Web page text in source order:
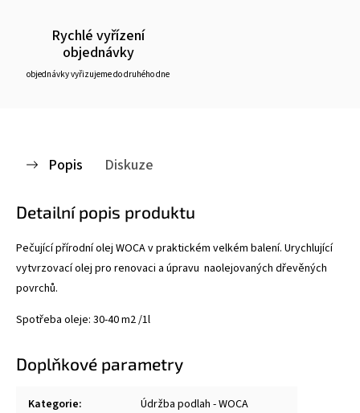
Rychlé vyřízení
objednávky
objednávky vyřizujeme do druhého dne
Popis Diskuze
Detailní popis produktu
Pečující přírodní olej WOCA v praktickém velkém balení. Urychlující
vytvrzovací olej pro renovaci a úpravu naolejovaných dřevěných
povrchů.
Spotřeba oleje: 30-40 m2 /1l
Doplňkové parametry
Kategorie: Údržba podlah - WOCA